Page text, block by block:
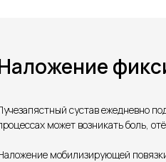
сустав ежедневно
может возникать боль,
мобилизирующей